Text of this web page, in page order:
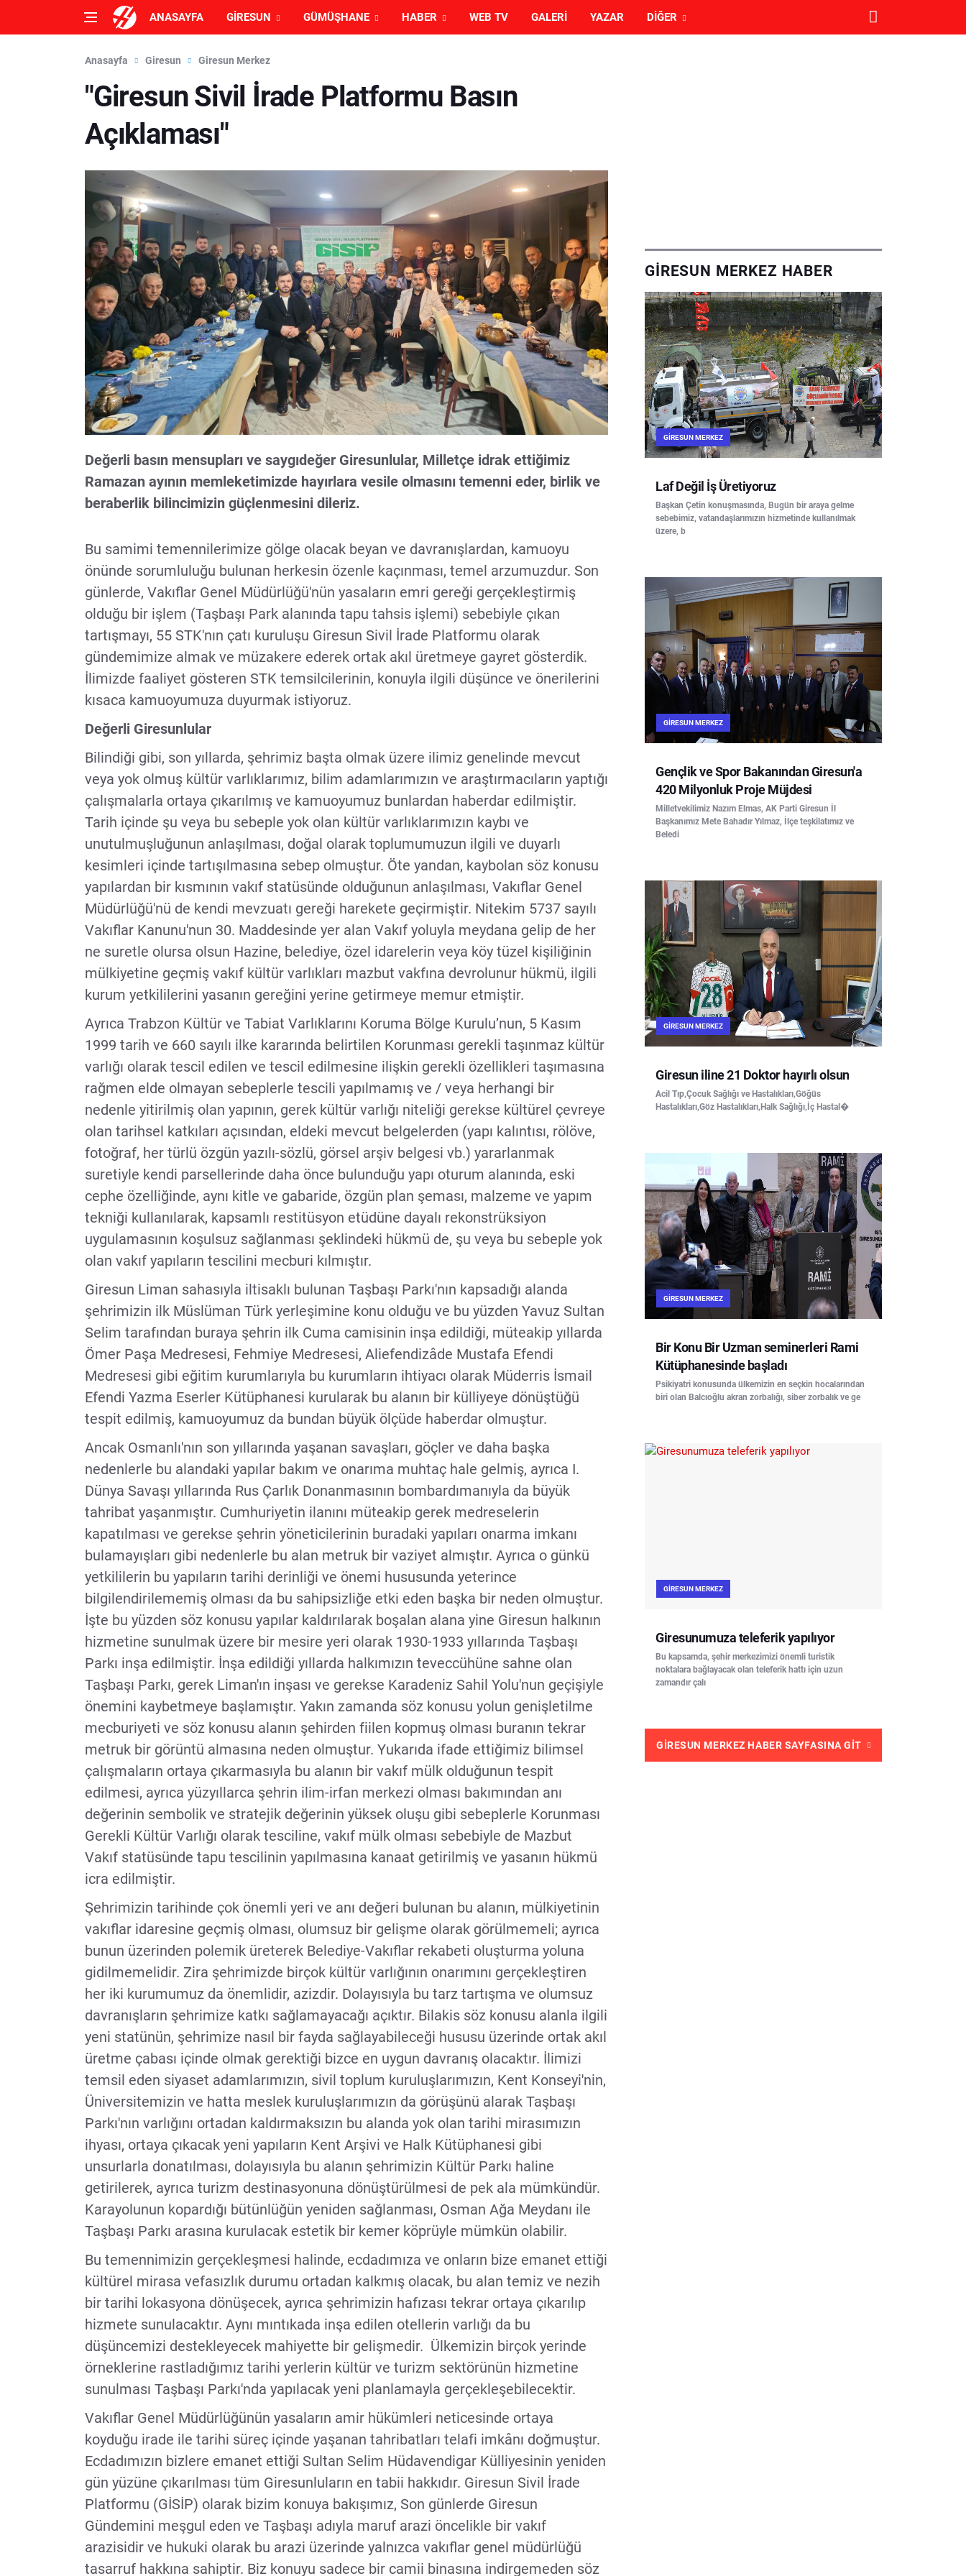
ANASAYFA GIRESUN GÜMÜŞHANE HABER WEB TV GALERI YAZAR DIĞER
Anasayfa Giresun Giresun Merkez
"Giresun Sivil İrade Platformu Basın
Açıklaması"
Değerli basın mensupları ve saygıdeğer Giresunlular, Milletçe idrak ettiğimiz
Ramazan ayının memleketimizde hayırlara vesile olmasını temenni eder, birlik ve
beraberlik bilincimizin güçlenmesini dileriz.
Bu samimi temennilerimize gölge olacak beyan ve davranışlardan, kamuoyu
önünde sorumluluğu bulunan herkesin özenle kaçınması, temel arzumuzdur. Son
günlerde, Vakıflar Genel Müdürlüğü'nün yasaların emri gereği gerçekleştirmiş
olduğu bir işlem (Taşbaşı Park alanında tapu tahsis işlemi) sebebiyle çıkan
tartışmayı, 55 STK'nın çatı kuruluşu Giresun Sivil İrade Platformu olarak
gündemimize almak ve müzakere ederek ortak akıl üretmeye gayret gösterdik.
İlimizde faaliyet gösteren STK temsilcilerinin, konuyla ilgili düşünce ve önerilerini
kısaca kamuoyumuza duyurmak istiyoruz.
Değerli Giresunlular
Bilindiği gibi, son yıllarda, şehrimiz başta olmak üzere ilimiz genelinde mevcut
veya yok olmuş kültür varlıklarımız, bilim adamlarımızın ve araştırmacıların yaptığı
çalışmalarla ortaya çıkarılmış ve kamuoyumuz bunlardan haberdar edilmiştir.
Tarih içinde şu veya bu sebeple yok olan kültür varlıklarımızın kaybı ve
unutulmuşluğunun anlaşılması, doğal olarak toplumumuzun ilgili ve duyarlı
kesimleri içinde tartışılmasına sebep olmuştur. Öte yandan, kaybolan söz konusu
yapılardan bir kısmının vakıf statüsünde olduğunun anlaşılması, Vakıflar Genel
Müdürlüğü'nü de kendi mevzuatı gereği harekete geçirmiştir. Nitekim 5737 sayılı
Vakıflar Kanunu'nun 30. Maddesinde yer alan Vakıf yoluyla meydana gelip de her
ne suretle olursa olsun Hazine, belediye, özel idarelerin veya köy tüzel kişiliğinin
mülkiyetine geçmiş vakıf kültür varlıkları mazbut vakfına devrolunur hükmü, ilgili
kurum yetkililerini yasanın gereğini yerine getirmeye memur etmiştir.
Ayrıca Trabzon Kültür ve Tabiat Varlıklarını Koruma Bölge Kurulu’nun, 5 Kasım
1999 tarih ve 660 sayılı ilke kararında belirtilen Korunması gerekli taşınmaz kültür
varlığı olarak tescil edilen ve tescil edilmesine ilişkin gerekli özellikleri taşımasına
rağmen elde olmayan sebeplerle tescili yapılmamış ve / veya herhangi bir
nedenle yitirilmiş olan yapının, gerek kültür varlığı niteliği gerekse kültürel çevreye
olan tarihsel katkıları açısından, eldeki mevcut belgelerden (yapı kalıntısı, rölöve,
fotoğraf, her türlü özgün yazılı-sözlü, görsel arşiv belgesi vb.) yararlanmak
suretiyle kendi parsellerinde daha önce bulunduğu yapı oturum alanında, eski
cephe özelliğinde, aynı kitle ve gabaride, özgün plan şeması, malzeme ve yapım
tekniği kullanılarak, kapsamlı restitüsyon etüdüne dayalı rekonstrüksiyon
uygulamasının koşulsuz sağlanması şeklindeki hükmü de, şu veya bu sebeple yok
olan vakıf yapıların tescilini mecburi kılmıştır.
Giresun Liman sahasıyla iltisaklı bulunan Taşbaşı Parkı'nın kapsadığı alanda
şehrimizin ilk Müslüman Türk yerleşimine konu olduğu ve bu yüzden Yavuz Sultan
Selim tarafından buraya şehrin ilk Cuma camisinin inşa edildiği, müteakip yıllarda
Ömer Paşa Medresesi, Fehmiye Medresesi, Aliefendizâde Mustafa Efendi
Medresesi gibi eğitim kurumlarıyla bu kurumların ihtiyacı olarak Müderris İsmail
Efendi Yazma Eserler Kütüphanesi kurularak bu alanın bir külliyeye dönüştüğü
tespit edilmiş, kamuoyumuz da bundan büyük ölçüde haberdar olmuştur.
Ancak Osmanlı'nın son yıllarında yaşanan savaşları, göçler ve daha başka
nedenlerle bu alandaki yapılar bakım ve onarıma muhtaç hale gelmiş, ayrıca I.
Dünya Savaşı yıllarında Rus Çarlık Donanmasının bombardımanıyla da büyük
tahribat yaşanmıştır. Cumhuriyetin ilanını müteakip gerek medreselerin
kapatılması ve gerekse şehrin yöneticilerinin buradaki yapıları onarma imkanı
bulamayışları gibi nedenlerle bu alan metruk bir vaziyet almıştır. Ayrıca o günkü
yetkililerin bu yapıların tarihi derinliği ve önemi hususunda yeterince
bilgilendirilememiş olması da bu sahipsizliğe etki eden başka bir neden olmuştur.
İşte bu yüzden söz konusu yapılar kaldırılarak boşalan alana yine Giresun halkının
hizmetine sunulmak üzere bir mesire yeri olarak 1930-1933 yıllarında Taşbaşı
Parkı inşa edilmiştir. İnşa edildiği yıllarda halkımızın teveccühüne sahne olan
Taşbaşı Parkı, gerek Liman'ın inşası ve gerekse Karadeniz Sahil Yolu'nun geçişiyle
önemini kaybetmeye başlamıştır. Yakın zamanda söz konusu yolun genişletilme
mecburiyeti ve söz konusu alanın şehirden fiilen kopmuş olması buranın tekrar
metruk bir görüntü almasına neden olmuştur. Yukarıda ifade ettiğimiz bilimsel
çalışmaların ortaya çıkarmasıyla bu alanın bir vakıf mülk olduğunun tespit
edilmesi, ayrıca yüzyıllarca şehrin ilim-irfan merkezi olması bakımından anı
değerinin sembolik ve stratejik değerinin yüksek oluşu gibi sebeplerle Korunması
Gerekli Kültür Varlığı olarak tesciline, vakıf mülk olması sebebiyle de Mazbut
Vakıf statüsünde tapu tescilinin yapılmasına kanaat getirilmiş ve yasanın hükmü
icra edilmiştir.
Şehrimizin tarihinde çok önemli yeri ve anı değeri bulunan bu alanın, mülkiyetinin
vakıflar idaresine geçmiş olması, olumsuz bir gelişme olarak görülmemeli; ayrıca
bunun üzerinden polemik üreterek Belediye-Vakıflar rekabeti oluşturma yoluna
gidilmemelidir. Zira şehrimizde birçok kültür varlığının onarımını gerçekleştiren
her iki kurumumuz da önemlidir, azizdir. Dolayısıyla bu tarz tartışma ve olumsuz
davranışların şehrimize katkı sağlamayacağı açıktır. Bilakis söz konusu alanla ilgili
yeni statünün, şehrimize nasıl bir fayda sağlayabileceği hususu üzerinde ortak akıl
üretme çabası içinde olmak gerektiği bizce en uygun davranış olacaktır. İlimizi
temsil eden siyaset adamlarımızın, sivil toplum kuruluşlarımızın, Kent Konseyi'nin,
Üniversitemizin ve hatta meslek kuruluşlarımızın da görüşünü alarak Taşbaşı
Parkı'nın varlığını ortadan kaldırmaksızın bu alanda yok olan tarihi mirasımızın
ihyası, ortaya çıkacak yeni yapıların Kent Arşivi ve Halk Kütüphanesi gibi
unsurlarla donatılması, dolayısıyla bu alanın şehrimizin Kültür Parkı haline
getirilerek, ayrıca turizm destinasyonuna dönüştürülmesi de pek ala mümkündür.
Karayolunun kopardığı bütünlüğün yeniden sağlanması, Osman Ağa Meydanı ile
Taşbaşı Parkı arasına kurulacak estetik bir kemer köprüyle mümkün olabilir.
Bu temennimizin gerçekleşmesi halinde, ecdadımıza ve onların bize emanet ettiği
kültürel mirasa vefasızlık durumu ortadan kalkmış olacak, bu alan temiz ve nezih
bir tarihi lokasyona dönüşecek, ayrıca şehrimizin hafızası tekrar ortaya çıkarılıp
hizmete sunulacaktır. Aynı mıntıkada inşa edilen otellerin varlığı da bu
düşüncemizi destekleyecek mahiyette bir gelişmedir. Ülkemizin birçok yerinde
örneklerine rastladığımız tarihi yerlerin kültür ve turizm sektörünün hizmetine
sunulması Taşbaşı Parkı'nda yapılacak yeni planlamayla gerçekleşebilecektir.
Vakıflar Genel Müdürlüğünün yasaların amir hükümleri neticesinde ortaya
koyduğu irade ile tarihi süreç içinde yaşanan tahribatları telafi imkânı doğmuştur.
Ecdadımızın bizlere emanet ettiği Sultan Selim Hüdavendigar Külliyesinin yeniden
gün yüzüne çıkarılması tüm Giresunluların en tabii hakkıdır. Giresun Sivil İrade
Platformu (GİSİP) olarak bizim konuya bakışımız, Son günlerde Giresun
Gündemini meşgul eden ve Taşbaşı adıyla maruf arazi öncelikle bir vakıf
arazisidir ve hukuki olarak bu arazi üzerinde yalnızca vakıflar genel müdürlüğü
tasarruf hakkına sahiptir. Biz konuyu sadece bir camii binasına indirgemeden söz
GIRESUN MERKEZ HABER
GIRESUN MERKEZ
Laf Değil İş Üretiyoruz
Başkan Çetin konuşmasında, Bugün bir araya gelme
sebebimiz, vatandaşlarımızın hizmetinde kullanılmak
üzere, b
GIRESUN MERKEZ
Gençlik ve Spor Bakanından Giresun'a
420 Milyonluk Proje Müjdesi
Milletvekilimiz Nazım Elmas, AK Parti Giresun İl
Başkanımız Mete Bahadır Yılmaz, İlçe teşkilatımız ve
Beledi
GIRESUN MERKEZ
Giresun iline 21 Doktor hayırlı olsun
Acil Tıp,Çocuk Sağlığı ve Hastalıkları,Göğüs
Hastalıkları,Göz Hastalıkları,Halk Sağlığı,İç Hastal�
GIRESUN MERKEZ
Bir Konu Bir Uzman seminerleri Rami
Kütüphanesinde başladı
Psikiyatri konusunda ülkemizin en seçkin hocalarından
biri olan Balcıoğlu akran zorbalığı, siber zorbalık ve ge
GIRESUN MERKEZ
Giresunumuza teleferik yapılıyor
Bu kapsamda, şehir merkezimizi önemli turistik
noktalara bağlayacak olan teleferik hattı için uzun
zamandır çalı
GIRESUN MERKEZ HABER SAYFASINA GIT